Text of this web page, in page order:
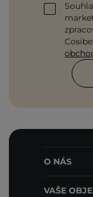
O NÁS
VAŠE